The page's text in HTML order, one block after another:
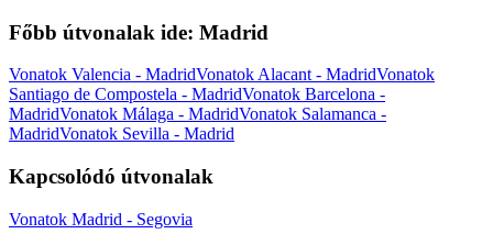
Főbb útvonalak ide: Madrid
Vonatok Valencia - MadridVonatok Alacant - MadridVonatok
Santiago de Compostela - MadridVonatok Barcelona -
MadridVonatok Málaga - MadridVonatok Salamanca -
MadridVonatok Sevilla - Madrid
Kapcsolódó útvonalak
Vonatok Madrid - Segovia